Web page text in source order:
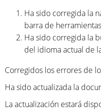
Ha sido corregida la
barra de
Ha sido corregida la
del idioma actual de
Corregidos los errores de
Ha sido actualizada la
La actualización estará